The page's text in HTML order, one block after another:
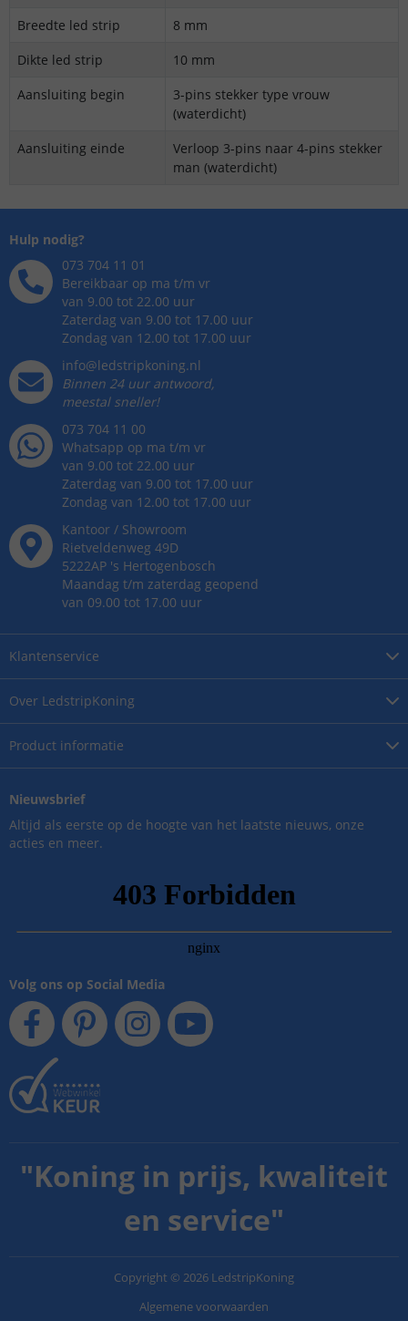
Breedte led strip
8 mm
Dikte led strip
10 mm
Aansluiting begin
3-pins stekker type vrouw
(waterdicht)
Aansluiting einde
Verloop 3-pins naar 4-pins stekker
man (waterdicht)
Over LedstripKoning
Product informatie
Klantenservice
Hulp nodig?
073 704 11 01
Bereikbaar op ma t/m vr
van 9.00 tot 22.00 uur
Zaterdag van 9.00 tot 17.00 uur
Zondag van 12.00 tot 17.00 uur
info@ledstripkoning.nl
Binnen 24 uur antwoord,
meestal sneller!
073 704 11 00
Whatsapp op ma t/m vr
van 9.00 tot 22.00 uur
Zaterdag van 9.00 tot 17.00 uur
Zondag van 12.00 tot 17.00 uur
Kantoor / Showroom
Rietveldenweg 49D
5222AP 's Hertogenbosch
Maandag t/m zaterdag geopend
van 09.00 tot 17.00 uur
Nieuwsbrief
Altijd als eerste op de hoogte van het laatste nieuws, onze
acties en meer.
Volg ons op Social Media
"Koning in prijs, kwaliteit
en service"
Copyright © 2026 LedstripKoning
Algemene voorwaarden